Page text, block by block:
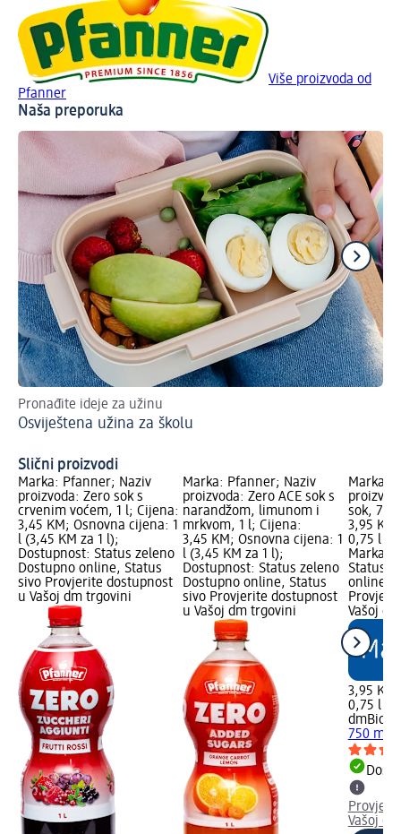
Više proizvoda od
Pfanner
Naša preporuka
Pronađite ideje za užinu
Osviještena užina za školu
Slični proizvodi
Marka: Pfanner; Naziv
proizvoda: Zero sok s
crvenim voćem, 1 l; Cijena:
3,45 KM; Osnovna cijena: 1
l (3,45 KM za 1 l);
Dostupnost: Status zeleno
Dostupno online, Status
sivo Provjerite dostupnost
u Vašoj dm trgovini
Marka: Pfanner; Naziv
proizvoda: Zero ACE sok s
narandžom, limunom i
mrkvom, 1 l; Cijena:
3,45 KM; Osnovna cijena: 1
l (3,45 KM za 1 l);
Dostupnost: Status zeleno
Dostupno online, Status
sivo Provjerite dostupnost
u Vašoj dm trgovini
Marka:
sok,
3,95
0,75 l
Marka
Status
online,
Vašoj
3,95 KM
0,75 l
dmBio
750 ml
Vašoj